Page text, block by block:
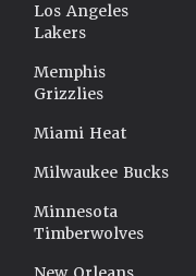
Los Angeles
Lakers
Memphis
Grizzlies
Miami Heat
Milwaukee Bucks
Minnesota
Timberwolves